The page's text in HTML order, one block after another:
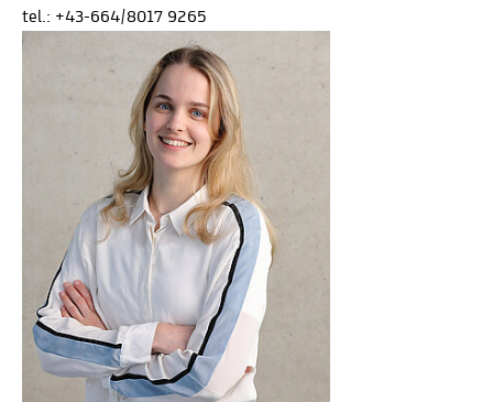
tel.: +43-664/8017 9265